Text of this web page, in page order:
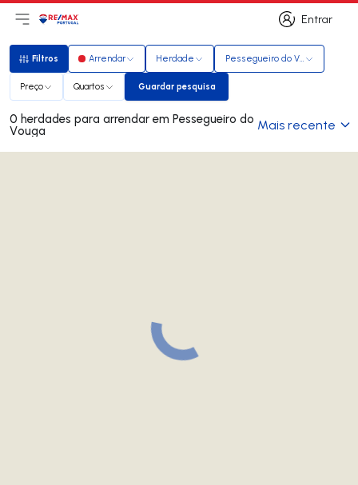
Entrar
Entrar
Abri menu principal
LogoIr para página inicial
Filtros
Filtros Arrendar Herdade Pessegueiro do Vouga
Preço Quartos Guardar pesquisa
Guardar pesquisa
0 herdades para arrendar em Pessegueiro do
Vouga Mais recente